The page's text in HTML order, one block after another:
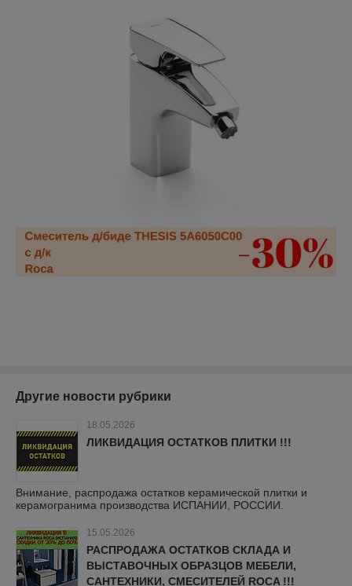
Другие новости рубрики
18.05.2026
ЛИКВИДАЦИЯ ОСТАТКОВ ПЛИТКИ !!!
Внимание, распродажа остатков керамической плитки и
керамогранима производства ИСПАНИИ, РОССИИ.
15.05.2026
РАСПРОДАЖА ОСТАТКОВ СКЛАДА И
ВЫСТАВОЧНЫХ ОБРАЗЦОВ МЕБЕЛИ,
САНТЕХНИКИ, СМЕСИТЕЛЕЙ ROCA !!!